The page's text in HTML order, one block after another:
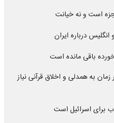
است و نه خیانت
درباره ایران
باقی مانده است
به همدلی و اخلاق قرآنی نیاز
برای اسرائیل است